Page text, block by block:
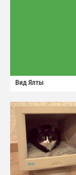
Вид Ялты